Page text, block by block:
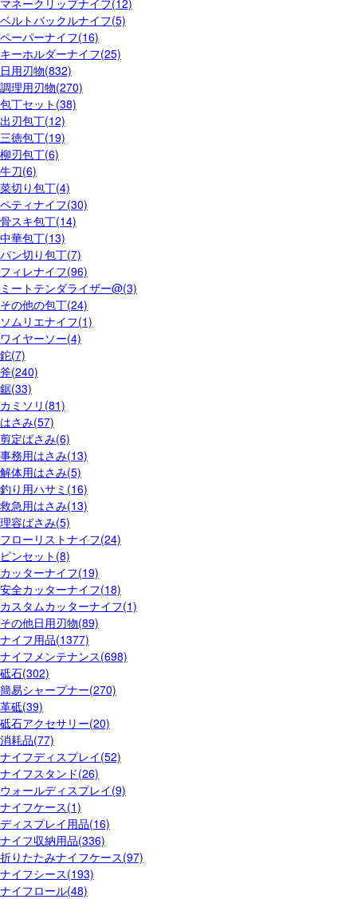
マネークリップナイフ(12)
ベルトバックルナイフ(5)
ペーパーナイフ(16)
キーホルダーナイフ(25)
日用刃物(832)
調理用刃物(270)
包丁セット(38)
出刃包丁(12)
三徳包丁(19)
柳刃包丁(6)
牛刀(6)
菜切り包丁(4)
ペティナイフ(30)
骨スキ包丁(14)
中華包丁(13)
パン切り包丁(7)
フィレナイフ(96)
ミートテンダライザー@(3)
その他の包丁(24)
ソムリエナイフ(1)
ワイヤーソー(4)
鉈(7)
斧(240)
鋸(33)
カミソリ(81)
はさみ(57)
剪定ばさみ(6)
事務用はさみ(13)
解体用はさみ(5)
釣り用ハサミ(16)
救急用はさみ(13)
理容ばさみ(5)
フローリストナイフ(24)
ピンセット(8)
カッターナイフ(19)
安全カッターナイフ(18)
カスタムカッターナイフ(1)
その他日用刃物(89)
ナイフ用品(1377)
ナイフメンテナンス(698)
砥石(302)
簡易シャープナー(270)
革砥(39)
砥石アクセサリー(20)
消耗品(77)
ナイフディスプレイ(52)
ナイフスタンド(26)
ウォールディスプレイ(9)
ナイフケース(1)
ディスプレイ用品(16)
ナイフ収納用品(336)
折りたたみナイフケース(97)
ナイフシース(193)
ナイフロール(48)